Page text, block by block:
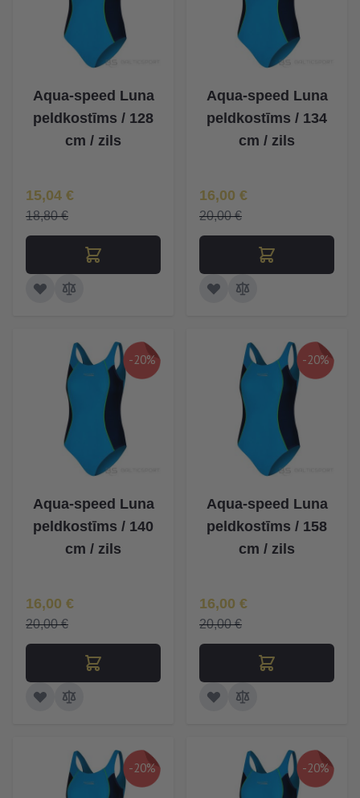
Aqua-speed Luna
peldkostīms / 128
cm / zils
Īpaša Cena
15,04 €
18,80 €
Aqua-speed Luna
peldkostīms / 134
cm / zils
Īpaša Cena
16,00 €
20,00 €
-20%
Aqua-speed Luna
peldkostīms / 140
cm / zils
Īpaša Cena
16,00 €
20,00 €
-20%
Aqua-speed Luna
peldkostīms / 158
cm / zils
Īpaša Cena
16,00 €
20,00 €
-20% -20%